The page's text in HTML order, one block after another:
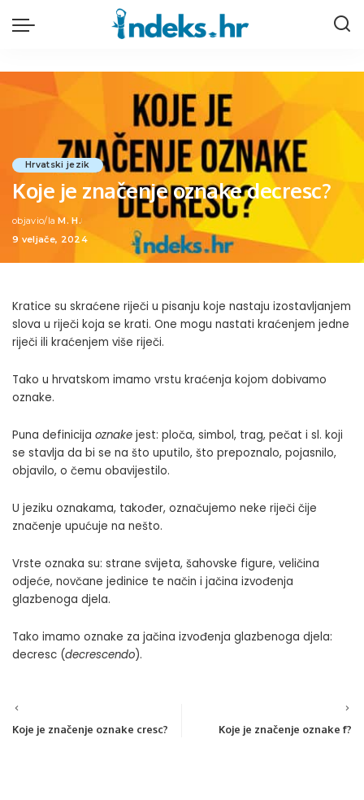
Hrvatski jezik
Koje je značenje oznake decresc?
Posted
by
objavio/la M. H.
9 veljače, 2024
Kratice su skraćene riječi u pisanju koje nastaju izostavljanjem
slova u riječi koja se krati. One mogu nastati kraćenjem jedne
riječi ili kraćenjem više riječi.
Tako u hrvatskom imamo vrstu kraćenja kojom dobivamo
oznake.
Puna definicija oznake jest: ploča, simbol, trag, pečat i sl. koji
se stavlja da bi se na što uputilo, što prepoznalo, pojasnilo,
objavilo, o čemu obavijestilo.
U jeziku oznakama, također, označujemo neke riječi čije
značenje upućuje na nešto.
Vrste oznaka su: strane svijeta, šahovske figure, veličina
odjeće, novčane jedinice te način i jačina izvođenja
glazbenoga djela.
Tako imamo oznake za jačina izvođenja glazbenoga djela:
decresc (decrescendo).
Koje je značenje oznake cresc? Koje je značenje oznake f?